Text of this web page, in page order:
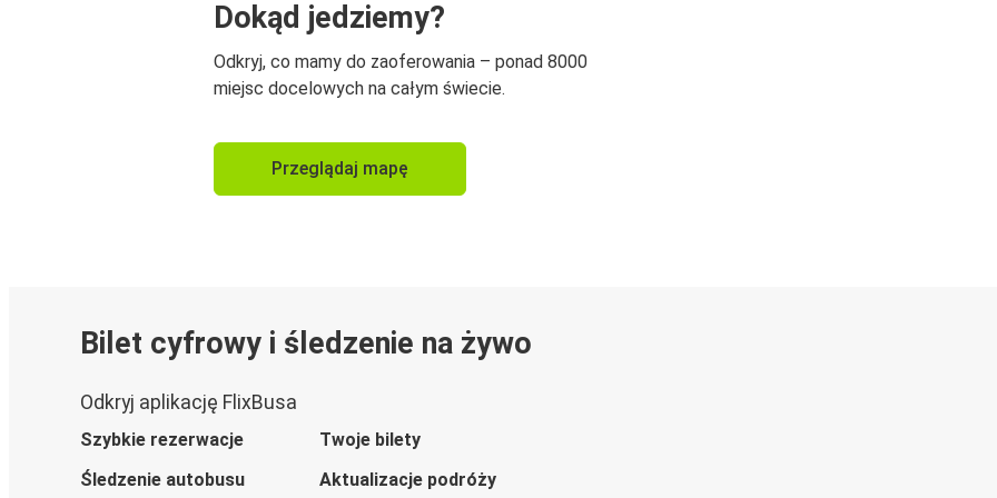
Dokąd jedziemy?
Odkryj, co mamy do zaoferowania – ponad 8000
miejsc docelowych na całym świecie.
Przeglądaj mapę
Bilet cyfrowy i śledzenie na żywo
Odkryj aplikację FlixBusa
Szybkie rezerwacje
Twoje bilety
Śledzenie autobusu
Aktualizacje podróży